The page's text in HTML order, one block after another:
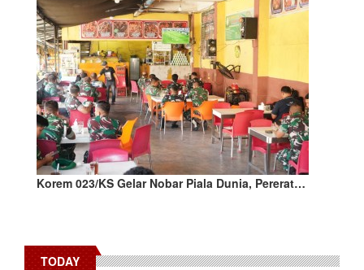
Korem 023/KS Gelar Nobar Piala Dunia, Pererat…
TODAY